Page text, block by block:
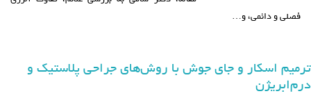
فصلی و دائمی، و…
ترمیم اسکار و جای جوش با روش‌های جراحی پلاستیک و
درم‌ابریژن